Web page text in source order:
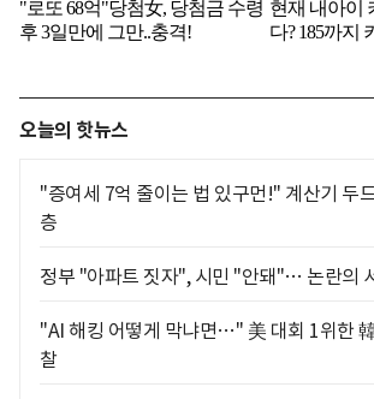
오늘의 핫뉴스
"증여세 7억 줄이는 법 있구먼!" 계산기 두
층
정부 "아파트 짓자", 시민 "안돼"… 논란의
"AI 해킹 어떻게 막냐면…" 美 대회 1위한
찰